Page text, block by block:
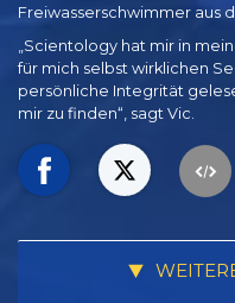
Freiwasserschwimmer aus
„Scientology hat mir in
für mich selbst wirklichen
persönliche Integrität
mir zu finden“, sagt Vic.